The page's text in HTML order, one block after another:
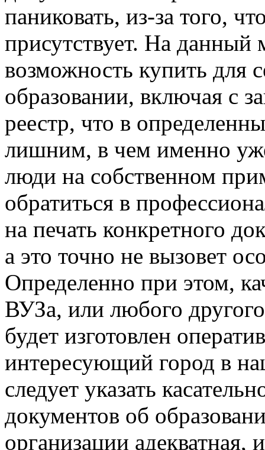
паниковать, из-за того,
присутствует. На данный
возможность купить для
образовании, включая с
реестр, что в
лишним, в чем именно
люди на собственном
обратиться в
на печать конкретного
а это точно не вызовет
Определенно при этом,
ВУЗа, или любого
будет изготовлен
интересующий город в
следует указать
документов об
организации адекватная,